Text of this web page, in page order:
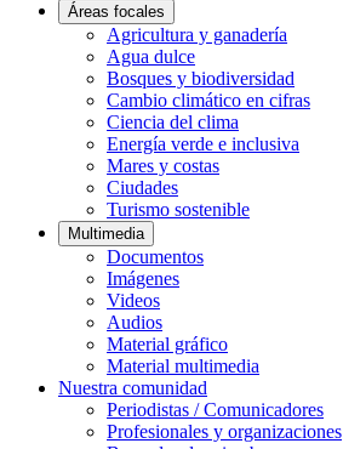
Áreas focales
Agricultura y ganadería
Agua dulce
Bosques y biodiversidad
Cambio climático en cifras
Ciencia del clima
Energía verde e inclusiva
Mares y costas
Ciudades
Turismo sostenible
Multimedia
Documentos
Imágenes
Videos
Audios
Material gráfico
Material multimedia
Nuestra comunidad
Periodistas / Comunicadores
Profesionales y organizaciones